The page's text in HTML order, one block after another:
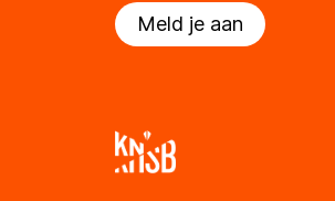
Meld je aan